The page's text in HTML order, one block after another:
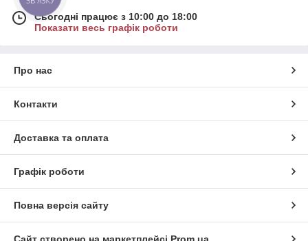
Сьогодні працює з 10:00 до 18:00
Показати весь графік роботи
Про нас
Контакти
Доставка та оплата
Графік роботи
Повна версія сайту